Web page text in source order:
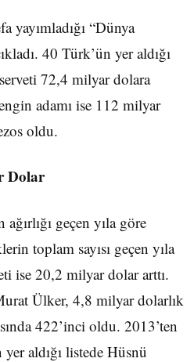
yayımladığı “Dünya
40 Türk’ün yer aldığı
72,4 milyar dolara
adamı ise 112 milyar
oldu.
Dolar
geçen yıla göre
toplam sayısı geçen yıla
ise 20,2 milyar dolar arttı.
Ülker, 4,8 milyar dolarlık
422’inci oldu. 2013’ten
aldığı listede Hüsnü